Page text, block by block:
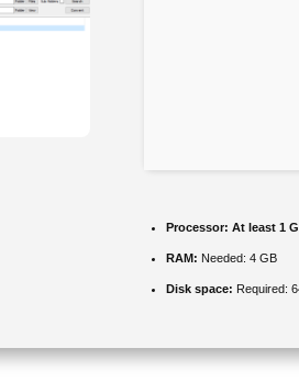
Processor: At least 1
RAM: Needed: 4 GB
Disk space: Required: